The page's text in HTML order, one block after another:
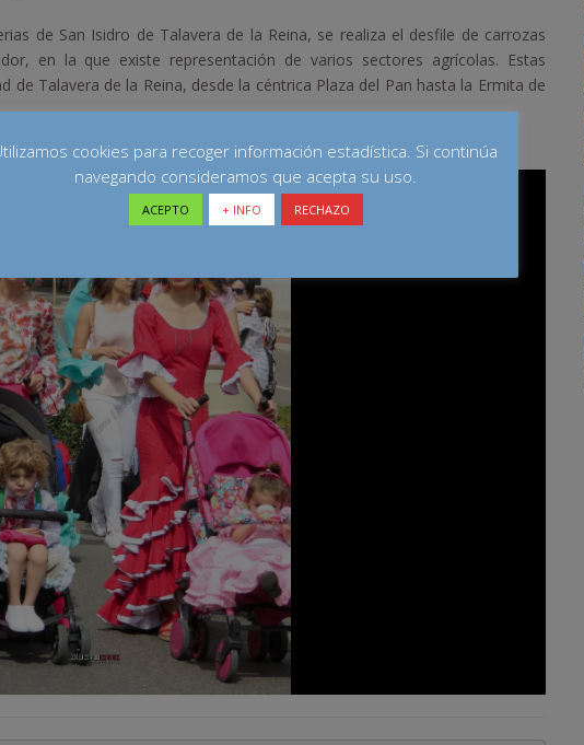
de San Isidro de Talavera de la Reina, se realiza el desfile de carrozas
en la que existe representación de varios sectores agrícolas. Estas
de Talavera de la Reina, desde la céntrica Plaza del Pan hasta la Ermita de
Isidro y la entrega de premios a las carrozas participantes.
cookies para recoger información estadística. Si continúa
navegando consideramos que acepta su uso.
ACEPTO + INFO RECHAZO